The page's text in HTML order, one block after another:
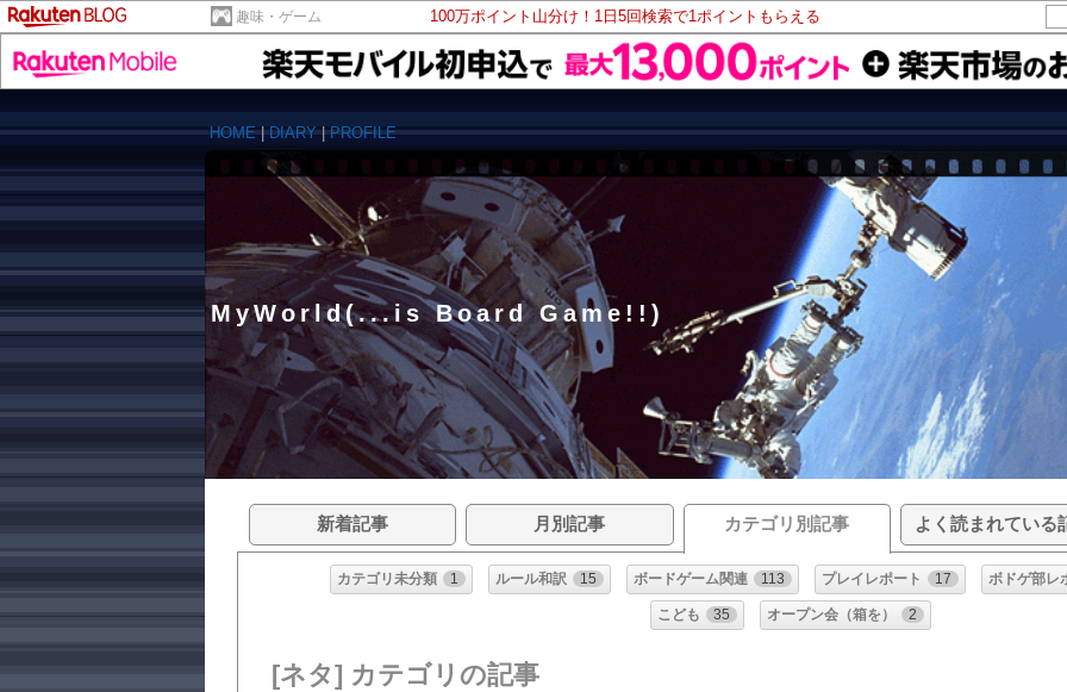
趣味・ゲーム 100万ポイント山分け！1日5回検索で1ポイントもらえる
HOME|DIARY|PROFILE
MyWorld(...is Board Game!!)
新着記事 月別記事 カテゴリ別記事 よく読まれている
カテゴリ未分類 1 ルール和訳 15 ボードゲーム関連 113 プレイレポート 17 ボドゲ部レ
こども 35 オープン会（箱を） 2
[ネタ] カテゴリの記事